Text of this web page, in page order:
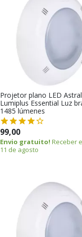
Projetor plano LED
Lumiplus Essential Luz
1485 lúmenes
99,00
Envio gratuito! Receber
11 de agosto